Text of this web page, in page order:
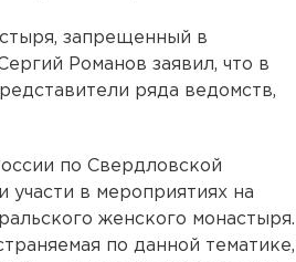
запрещенный в
Романов заявил, что в
ряда ведомств,
по Свердловской
участи в мероприятиях на
женского монастыря.
по данной тематике,